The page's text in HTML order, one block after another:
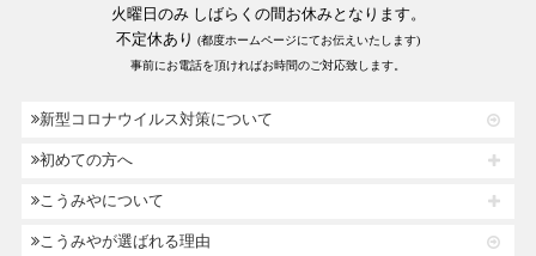
火曜日のみ しばらくの間お休みとなります。
不定休あり (都度ホームページにてお伝えいたします)
事前にお電話を頂ければお時間のご対応致します。
新型コロナウイルス対策について
初めての方へ
こうみやについて
こうみやが選ばれる理由